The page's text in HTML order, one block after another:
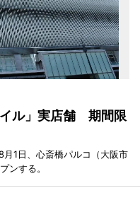
ル」実店舗 期間限
月1日、心斎橋パルコ（大阪市
ンする。